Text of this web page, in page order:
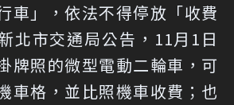
車」，依法不得停放「收費
北市交通局公告，11月1日
牌照的微型電動二輪車，可
車格，並比照機車收費；也